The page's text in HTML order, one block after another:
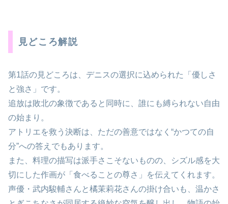
見どころ解説
第1話の見どころは、デニスの選択に込められた「優しさ
と強さ」です。
追放は敗北の象徴であると同時に、誰にも縛られない自由
の始まり。
アトリエを救う決断は、ただの善意ではなく“かつての自
分”への答えでもあります。
また、料理の描写は派手さこそないものの、シズル感を大
切にした作画が「食べることの尊さ」を伝えてくれます。
声優・武内駿輔さんと橘茉莉花さんの掛け合いも、温かさ